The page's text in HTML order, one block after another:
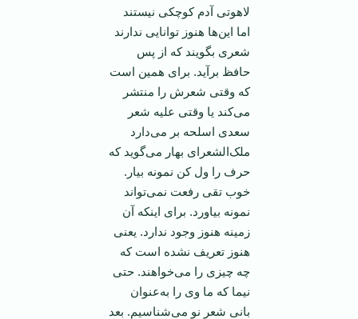
لاهوتی آدم کوچکی نیستند
اما این‌ها هنوز توانایی ندارند
شعری بگویند که از پس
حافظ برآید. برای همین است
که وقتی شعرش را منتشر
می‌کند یا وقتی علیه شعر
سعدی اسلحه بر می‌دارد
ملک‌الشعرای بهار می‌گوید که
حرف را ول کن نمونه بیار.
خوب تقی رفعت نمی‌تواند
نمونه بیاورد. برای اینکه آن
زمینه هنوز وجود ندارد. یعنی
هنوز تعریف نشده است که
چه چیزی را می‌خواهند. حتی
نیما که ما وی را به‌عنوان
بانی شعر نو می‌شناسیم. بعد